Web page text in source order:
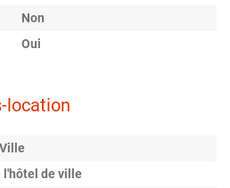
Non
Oui
location
l'hôtel de ville